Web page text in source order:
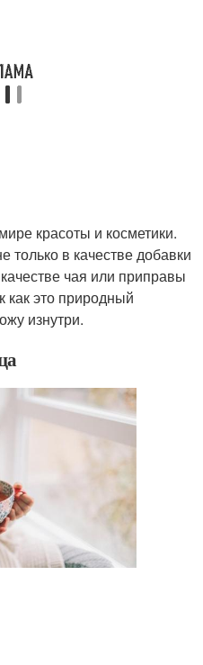
красоты и косметики.
только в качестве добавки
чая или приправы
как это природный
изнутри.